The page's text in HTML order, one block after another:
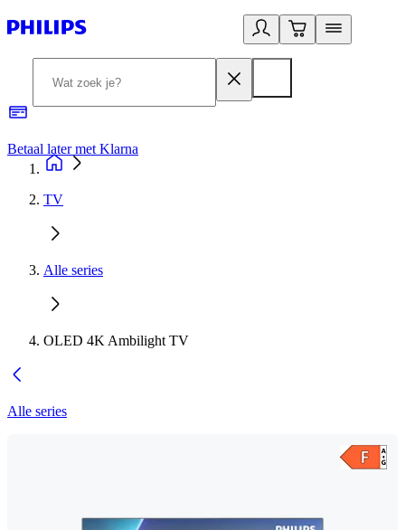
Betaal later met Klarna
TV
Alle series
OLED 4K Ambilight TV
Alle series